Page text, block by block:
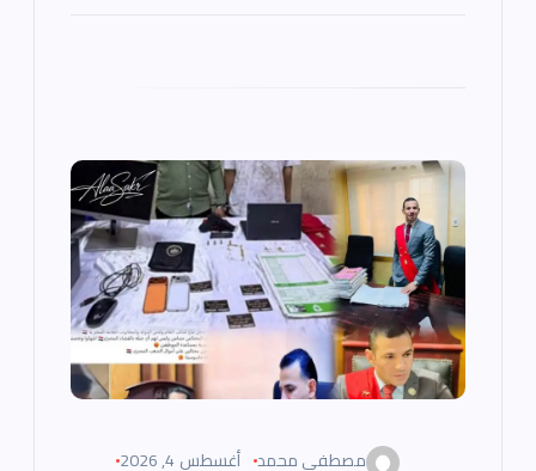
مصطفى محمد أغسطس 4, 2026